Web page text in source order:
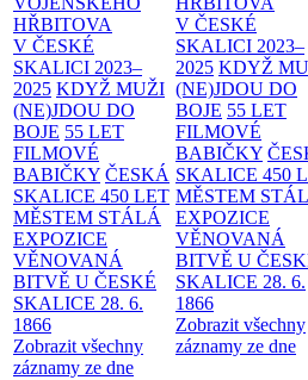
HŘBITOVA
V ČESKÉ
SKALICI 2023–
2025 KDYŽ MUŽI
(NE)JDOU DO
BOJE 55 LET
FILMOVÉ
BABIČKY ČESKÁ
SKALICE 450 LET
MĚSTEM STÁLÁ
EXPOZICE
VĚNOVANÁ
BITVĚ U ČESKÉ
SKALICE 28. 6.
1866
Zobrazit všechny
záznamy ze dne
V ČESKÉ
SKALICI 2023–
2025 KDYŽ
(NE)JDOU DO
BOJE 55 LET
FILMOVÉ
BABIČKY
SKALICE 450
MĚSTEM
EXPOZICE
VĚNOVANÁ
BITVĚ U
SKALICE 28. 6.
1866
Zobrazit všechny
záznamy ze dne